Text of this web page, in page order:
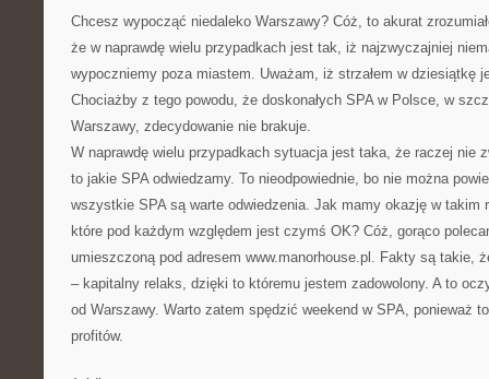
Chcesz wypocząć niedaleko Warszawy? Cóż, to akurat
że w naprawdę wielu przypadkach jest tak, iż najzwyczajniej
wypoczniemy poza miastem. Uważam, iż strzałem w dziesiątkę
Chociażby z tego powodu, że doskonałych SPA w Polsce, w
Warszawy, zdecydowanie nie brakuje.
W naprawdę wielu przypadkach sytuacja jest taka, że raczej nie
to jakie SPA odwiedzamy. To nieodpowiednie, bo nie można
wszystkie SPA są warte odwiedzenia. Jak mamy okazję w takim
które pod każdym względem jest czymś OK? Cóż, gorąco
umieszczoną pod adresem www.manorhouse.pl. Fakty są takie,
– kapitalny relaks, dzięki to któremu jestem zadowolony. A to
od Warszawy. Warto zatem spędzić weekend w SPA, ponieważ
profitów.